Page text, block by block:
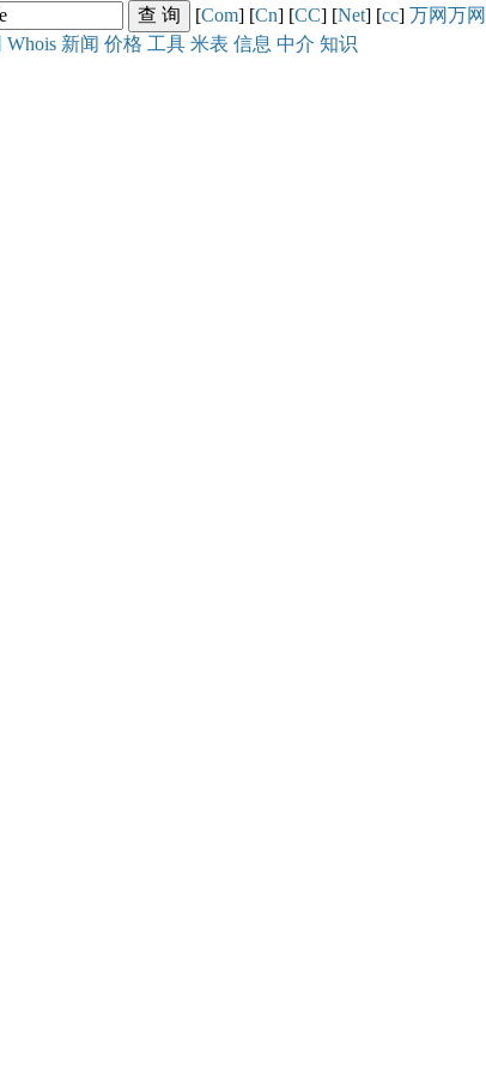
[Com] [Cn] [CC] [Net] [cc] 万网万网
Whois 新闻 价格 工具 米表 信息 中介 知识